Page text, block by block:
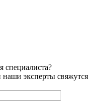
специалиста?
наши эксперты свяжутся